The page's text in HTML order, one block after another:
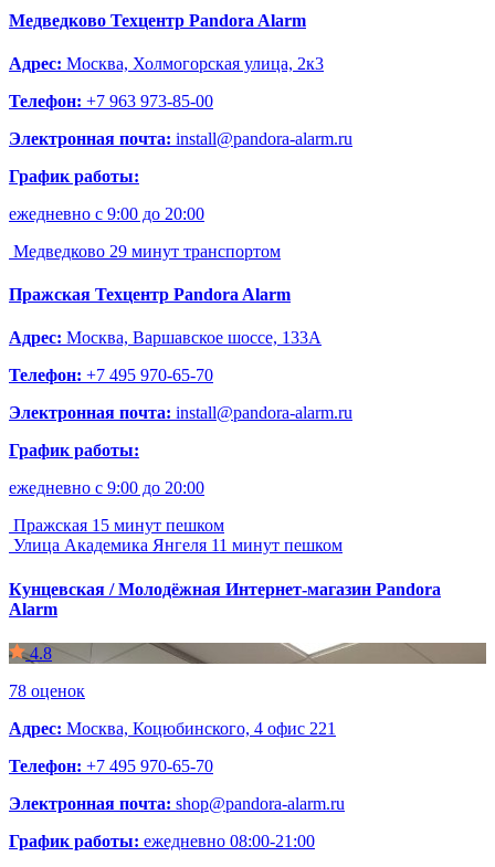
Медведково Техцентр Pandora Alarm
Адрес: Москва, Холмогорская улица, 2к3
Телефон: +7 963 973-85-00
Электронная почта: install@pandora-alarm.ru
График работы:
ежедневно с 9:00 до 20:00
Медведково 29 минут транспортом
Пражская Техцентр Pandora Alarm
Адрес: Москва, Варшавское шоссе, 133А
Телефон: +7 495 970-65-70
Электронная почта: install@pandora-alarm.ru
График работы:
ежедневно с 9:00 до 20:00
Пражская 15 минут пешком
Улица Академика Янгеля 11 минут пешком
Кунцевская / Молодёжная Интернет-магазин Pandora
Alarm
4.8
78 оценок
Адрес: Москва, Коцюбинского, 4 офис 221
Телефон: +7 495 970-65-70
Электронная почта: shop@pandora-alarm.ru
График работы: ежедневно 08:00-21:00